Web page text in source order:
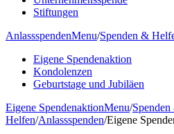
Stiftungen
AnlassspendenMenu/Spenden &
Eigene Spendenaktion
Kondolenzen
Geburtstage und Jubiläen
Eigene SpendenaktionMenu/
Helfen/Anlassspenden/Eigene